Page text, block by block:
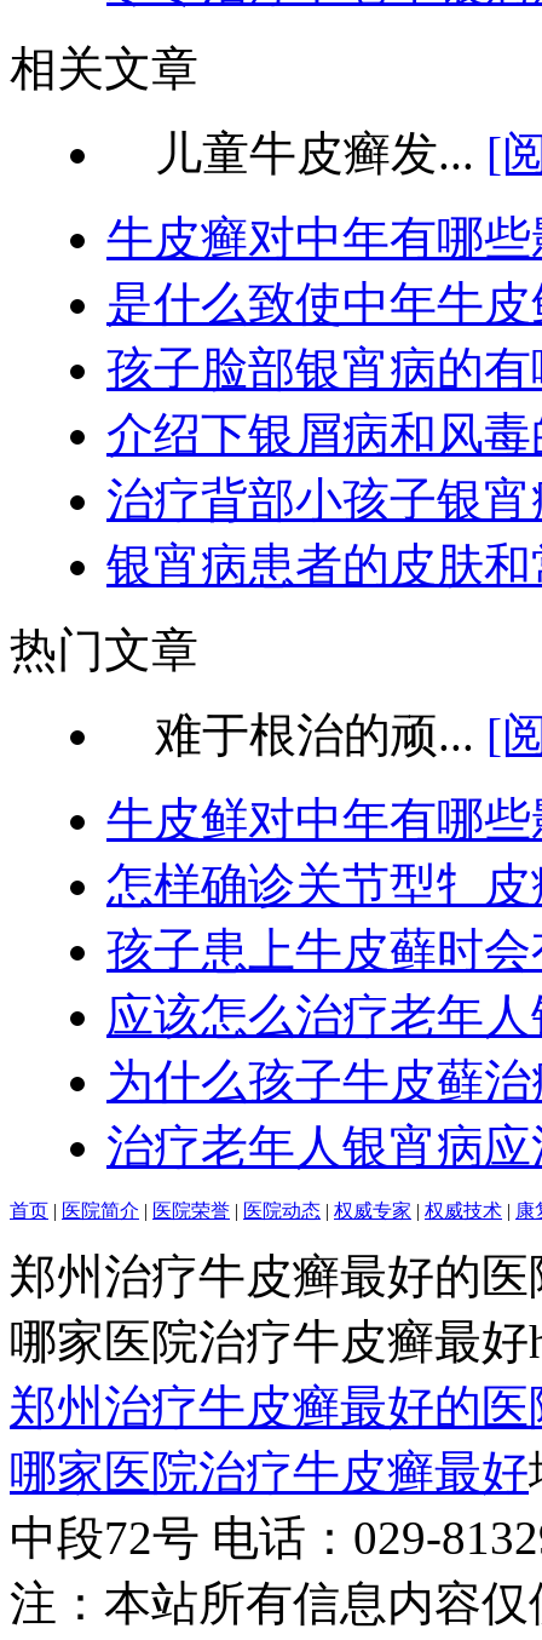
相关文章
儿童牛皮癣发... [
牛皮癣对中年有哪
是什么致使中年牛
孩子脸部银宵病的
介绍下银屑病和风
治疗背部小孩子银
银宵病患者的皮肤
热门文章
难于根治的顽... [
牛皮鲜对中年有哪
怎样确诊关节型牜
孩子患上牛皮藓时
应该怎么治疗老年
为什么孩子牛皮藓
治疗老年人银宵病
首页 | 医院简介 | 医院荣誉 | 医院动态 | 权威专家 | 权威技术 | 康
郑州治疗牛皮癣最好的
哪家医院治疗牛皮癣最好
郑州治疗牛皮癣最好的
哪家医院治疗牛皮癣最好
中段72号 电话：029-
注：本站所有信息内容